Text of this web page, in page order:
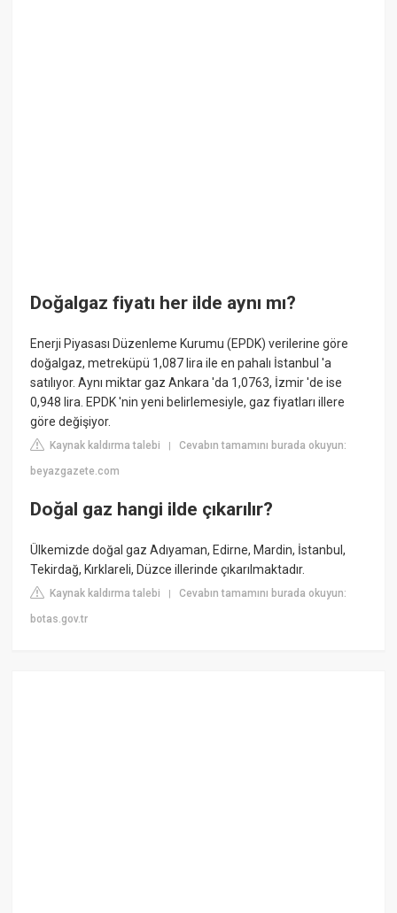
Doğalgaz fiyatı her ilde aynı mı?
Enerji Piyasası Düzenleme Kurumu (EPDK) verilerine göre
doğalgaz, metreküpü 1,087 lira ile en pahalı İstanbul 'a
satılıyor. Aynı miktar gaz Ankara 'da 1,0763, İzmir 'de ise
0,948 lira. EPDK 'nin yeni belirlemesiyle, gaz fiyatları illere
göre değişiyor.
Kaynak kaldırma talebi |Cevabın tamamını burada okuyun:
beyazgazete.com
Doğal gaz hangi ilde çıkarılır?
Ülkemizde doğal gaz Adıyaman, Edirne, Mardin, İstanbul,
Tekirdağ, Kırklareli, Düzce illerinde çıkarılmaktadır.
Kaynak kaldırma talebi |Cevabın tamamını burada okuyun:
botas.gov.tr